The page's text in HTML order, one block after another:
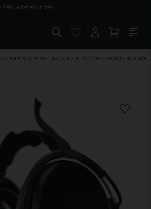
Säkra betalningar
SORDIN SUPREME PRO X H2 BLACK NECKBAND BLACK/